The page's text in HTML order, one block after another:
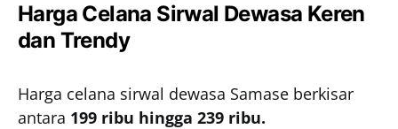
Harga Celana Sirwal Dewasa Keren
dan Trendy
Harga celana sirwal dewasa Samase berkisar
antara 199 ribu hingga 239 ribu.